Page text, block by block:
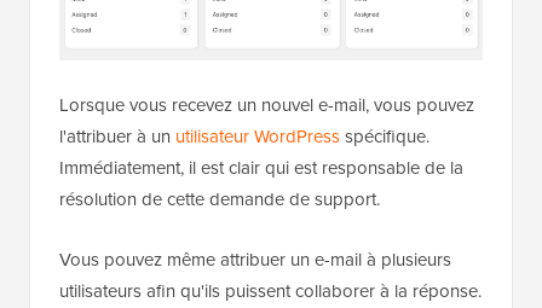
Lorsque vous recevez un nouvel e-mail, vous pouvez
l'attribuer à un utilisateur WordPressspécifique.
Immédiatement, il est clair qui est responsable de la
résolution de cette demande de support.
Vous pouvez même attribuer un e-mail à plusieurs
utilisateurs afin qu'ils puissent collaborer à la réponse.